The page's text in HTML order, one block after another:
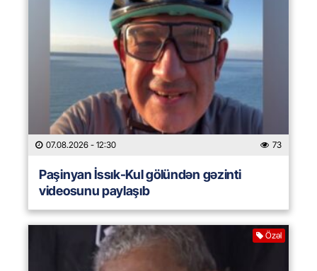
07.08.2026 - 12:30 73
Paşinyan İssık-Kul gölündən gəzinti
videosunu paylaşıb
Özəl